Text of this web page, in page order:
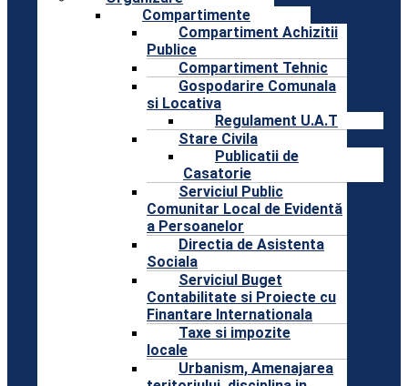
Compartimente
Compartiment Achizitii
Publice
Compartiment Tehnic
Gospodarire Comunala
si Locativa
Regulament U.A.T
Stare Civila
Publicatii de
Casatorie
Serviciul Public
Comunitar Local de Evidentă
a Persoanelor
Directia de Asistenta
Sociala
Serviciul Buget
Contabilitate si Proiecte cu
Finantare Internationala
Taxe si impozite
locale
Urbanism, Amenajarea